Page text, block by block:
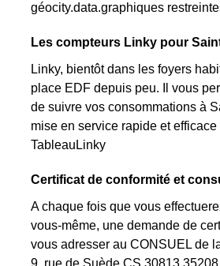
géocity.data.graphiques
Les compteurs Linky pour
Linky, bientôt dans les foyers
place EDF depuis peu. Il vous
de suivre vos consommations à
mise en service rapide et
TableauLinky
Certificat de conformité et
A chaque fois que vous
vous-même, une demande de
vous adresser au CONSUEL de
9, rue de Suède CS 30813